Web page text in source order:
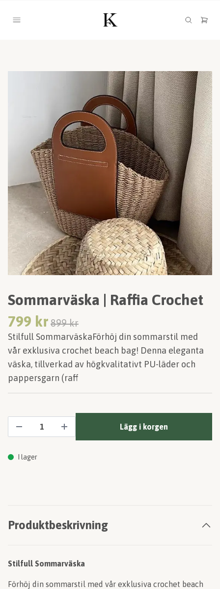
Sommarväska | Raffia Crochet
799 kr 899 kr
Stilfull SommarväskaFörhöj din sommarstil med
vår exklusiva crochet beach bag! Denna eleganta
väska, tillverkad av högkvalitativt PU-läder och
pappersgarn (raff
Lägg i korgen
I lager
Produktbeskrivning
Stilfull Sommarväska
Förhöj din sommarstil med vår exklusiva crochet beach